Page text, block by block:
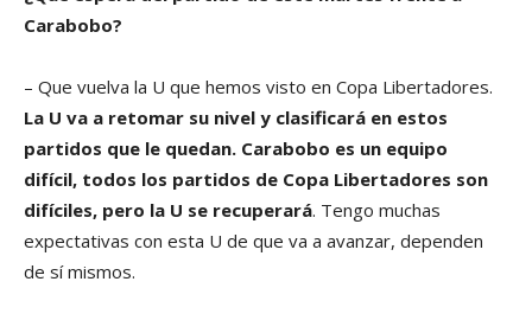
Carabobo?
– Que vuelva la U que hemos visto en Copa Libertadores.
La U va a retomar su nivel y clasificará en estos
partidos que le quedan. Carabobo es un equipo
difícil, todos los partidos de Copa Libertadores son
difíciles, pero la U se recuperará. Tengo muchas
expectativas con esta U de que va a avanzar, dependen
de sí mismos.